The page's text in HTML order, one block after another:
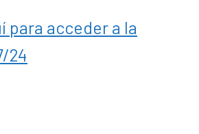
para acceder a la
24